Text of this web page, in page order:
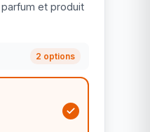
parfum et produit
2 options